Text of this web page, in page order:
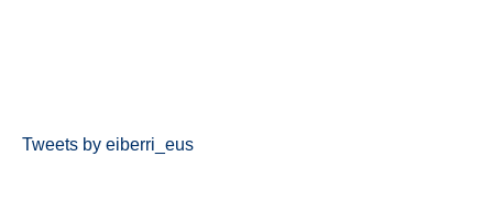
Tweets by eiberri_eus